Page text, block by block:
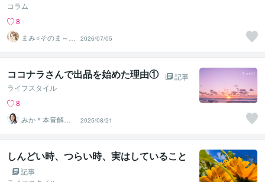
コラム
8
まみ⭐そのま～ん
まのあなたでお
帰りなさい
2026/07/05
ココナラさんで出品を始めた理由①
記事
ライフスタイル
8
みか＊本音解放
サポーター
2025/08/21
しんどい時、つらい時、実はしていること
記事